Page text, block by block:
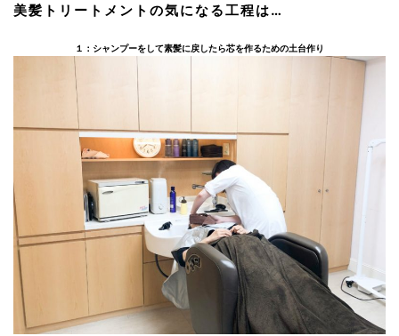
美髪トリートメントの気になる工程は…
１：シャンプーをして素髪に戻したら芯を作るための土台作り